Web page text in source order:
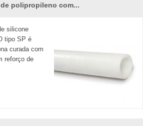
de polipropileno com...
silicone
tipo SP é
curada com
reforço de